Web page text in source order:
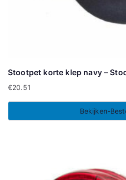
Stootpet korte klep navy –
€20.51
Bekijken-